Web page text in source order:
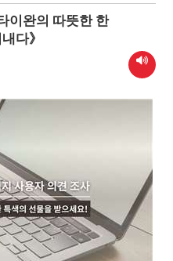
이완의 따뜻한 한
다》